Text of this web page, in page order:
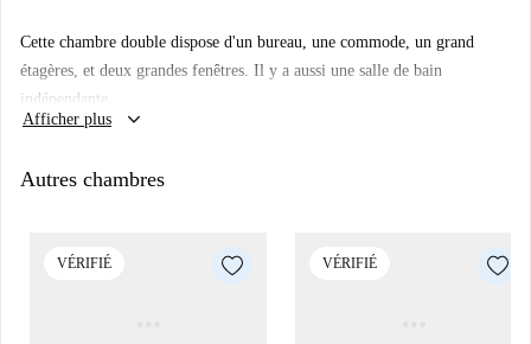
Via Francesco Grimaldi est à seulement 10 minutes à pied de la gare de
Trastevere, et donne accès à certains des meilleurs magasins, restaurants
et vie nocturne de Rome. La région est considérée comme l'un des
endroits les plus recherchés de Rome à vivre, paisible et pittoresque au
Cette chambre double dispose d'un bureau, une commode, un grand
étagères, et deux grandes fenêtres. Il y a aussi une salle de bain
indépendante.
Afficher plus
keyboard_arrow_down
Autres chambres
VÉRIFIÉ VÉRIFIÉ